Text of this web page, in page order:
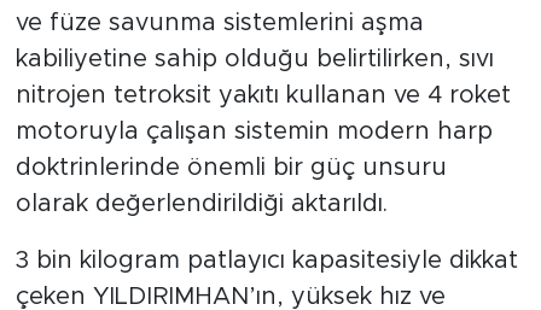
ve füze savunma sistemlerini aşma
kabiliyetine sahip olduğu belirtilirken, sıvı
nitrojen tetroksit yakıtı kullanan ve 4 roket
motoruyla çalışan sistemin modern harp
doktrinlerinde önemli bir güç unsuru
olarak değerlendirildiği aktarıldı.
3 bin kilogram patlayıcı kapasitesiyle dikkat
çeken YILDIRIMHAN’ın, yüksek hız ve